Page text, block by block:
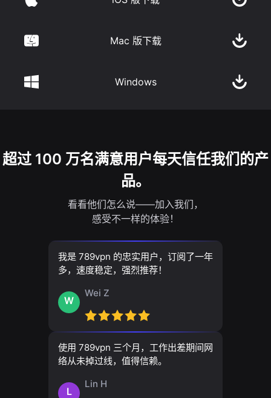
Mac 版下载
Windows
超过 100 万名满意用户每天信任我们的产
品。
看看他们怎么说——加入我们，
感受不一样的体验！
我是 789vpn 的忠实用户，订阅了一年
多，速度稳定，强烈推荐！
W
Wei Z
使用 789vpn 三个月，工作出差期间网
络从未掉过线，值得信赖。
L
Lin H